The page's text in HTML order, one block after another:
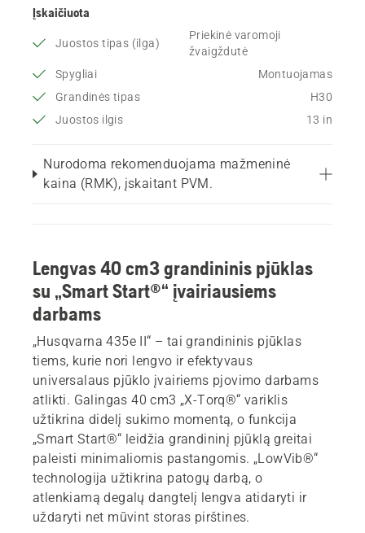
Įskaičiuota
Juostos tipas (ilga)
Priekinė varomoji
žvaigždutė
Spygliai
Montuojamas
Grandinės tipas
H30
Juostos ilgis
13 in
Nurodoma rekomenduojama mažmeninė
kaina (RMK), įskaitant PVM.
Lengvas 40 cm3 grandininis pjūklas
su „Smart Start®“ įvairiausiems
darbams
„Husqvarna 435e II“ – tai grandininis pjūklas
tiems, kurie nori lengvo ir efektyvaus
universalaus pjūklo įvairiems pjovimo darbams
atlikti. Galingas 40 cm3 „X-Torq®“ variklis
užtikrina didelį sukimo momentą, o funkcija
„Smart Start®“ leidžia grandininį pjūklą greitai
paleisti minimaliomis pastangomis. „LowVib®“
technologija užtikrina patogų darbą, o
atlenkiamą degalų dangtelį lengva atidaryti ir
uždaryti net mūvint storas pirštines.